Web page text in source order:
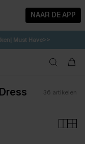
NAAR DE APP
Must Have>>
korting>>
SW15
36 artikelen